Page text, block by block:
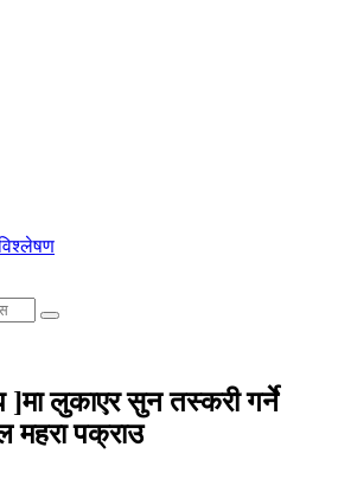
]मा लुकाएर सुन तस्करी गर्ने
महरा पक्राउ